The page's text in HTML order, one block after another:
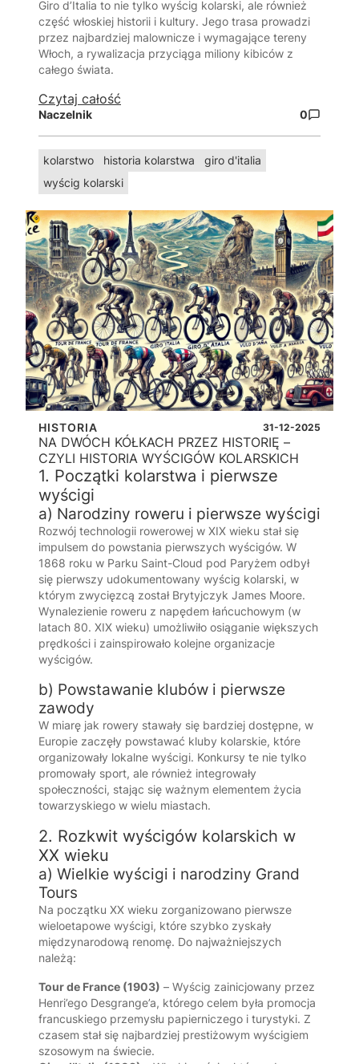
Giro d’Italia to nie tylko wyścig kolarski, ale również
część włoskiej historii i kultury. Jego trasa prowadzi
przez najbardziej malownicze i wymagające tereny
Włoch, a rywalizacja przyciąga miliony kibiców z
całego świata.
Czytaj całość
Naczelnik 0
kolarstwo historia kolarstwa
giro d'italia
wyścig kolarski
HISTORIA 31-12-2025
NA DWÓCH KÓŁKACH PRZEZ HISTORIĘ –
CZYLI HISTORIA WYŚCIGÓW KOLARSKICH
1. Początki kolarstwa i pierwsze
wyścigi
a) Narodziny roweru i pierwsze wyścigi
Rozwój technologii rowerowej w XIX wieku stał się
impulsem do powstania pierwszych wyścigów. W
1868 roku w Parku Saint-Cloud pod Paryżem odbył
się pierwszy udokumentowany wyścig kolarski, w
którym zwycięzcą został Brytyjczyk James Moore.
Wynalezienie roweru z napędem łańcuchowym (w
latach 80. XIX wieku) umożliwiło osiąganie większych
prędkości i zainspirowało kolejne organizacje
wyścigów.
b) Powstawanie klubów i pierwsze
zawody
W miarę jak rowery stawały się bardziej dostępne, w
Europie zaczęły powstawać kluby kolarskie, które
organizowały lokalne wyścigi. Konkursy te nie tylko
promowały sport, ale również integrowały
społeczności, stając się ważnym elementem życia
towarzyskiego w wielu miastach.
2. Rozkwit wyścigów kolarskich w
XX wieku
a) Wielkie wyścigi i narodziny Grand
Tours
Na początku XX wieku zorganizowano pierwsze
wieloetapowe wyścigi, które szybko zyskały
międzynarodową renomę. Do najważniejszych
należą:
Tour de France (1903) – Wyścig zainicjowany przez
Henri’ego Desgrange’a, którego celem była promocja
francuskiego przemysłu papierniczego i turystyki. Z
czasem stał się najbardziej prestiżowym wyścigiem
szosowym na świecie.